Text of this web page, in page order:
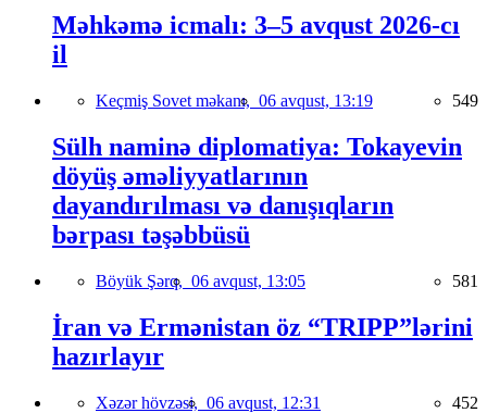
Məhkəmə icmalı: 3–5 avqust 2026-cı
il
Keçmiş Sovet məkanı, 06 avqust, 13:19 549
Sülh naminə diplomatiya: Tokayevin
döyüş əməliyyatlarının
dayandırılması və danışıqların
bərpası təşəbbüsü
Böyük Şərq, 06 avqust, 13:05 581
İran və Ermənistan öz “TRIPP”lərini
hazırlayır
Xəzər hövzəsi, 06 avqust, 12:31 452